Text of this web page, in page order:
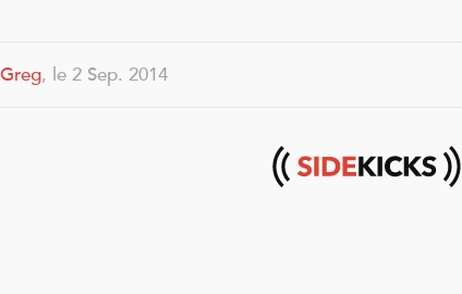
Greg, le 2 Sep. 2014